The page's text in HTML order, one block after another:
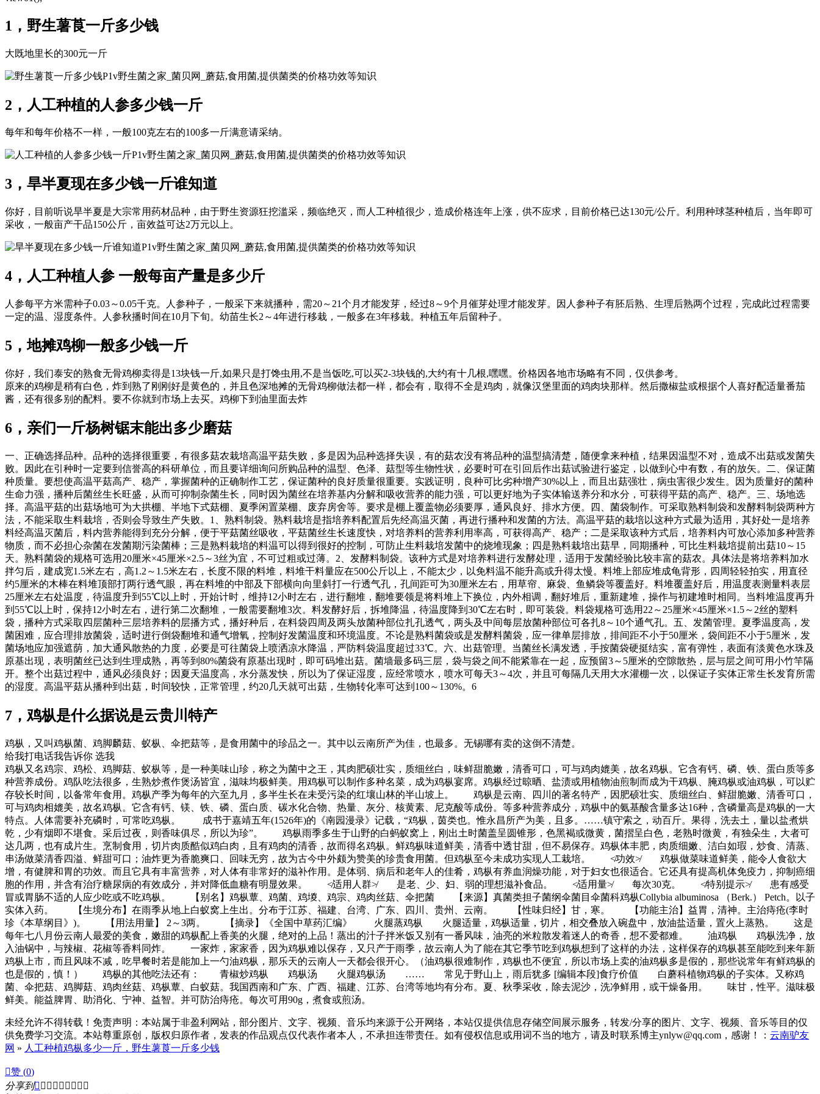
1，野生薯莨一斤多少钱
大既地里长的300元一斤
P1v野生菌之家_菌贝网_蘑菇,食用菌,提供菌类的价格功效等知识
2，人工种植的人参多少钱一斤
每年和每年价格不一样，一般100克左右的100多一斤满意请采纳。
P1v野生菌之家_菌贝网_蘑菇,食用菌,提供菌类的价格功效等知识
3，旱半夏现在多少钱一斤谁知道
你好，目前听说旱半夏是大宗常用药材品种，由于野生资源狂挖滥采，频临绝灭，而人工种植很少，造成价格连年上涨，供不应求，目前价格已达130元/公斤。利用种球茎种植后，当年即可
采收，一般亩产干品150公斤，亩效益可达2万元以上。
P1v野生菌之家_菌贝网_蘑菇,食用菌,提供菌类的价格功效等知识
4，人工种植人参 一般每亩产量是多少斤
人参每平方米需种子0.03～0.05千克。人参种子，一般采下来就播种，需20～21个月才能发芽，经过8～9个月催芽处理才能发芽。因人参种子有胚后熟、生理后熟两个过程，完成此过程需要
一定的温、湿度条件。人参秋播时间在10月下旬。幼苗生长2～4年进行移栽，一般多在3年移栽。种植五年后留种子。
5，地摊鸡柳一般多少钱一斤
你好，我们泰安的熟食无骨鸡柳卖得是13块钱一斤,如果只是打馋虫用,不是当饭吃,可以买2-3块钱的,大约有十几根,嘿嘿。价格因各地市场略有不同，仅供参考。
原来的鸡柳是稍有白色，炸到熟了刚刚好是黄色的，并且色深地摊的无骨鸡柳做法都一样，都会有，取得不全是鸡肉，就像汉堡里面的鸡肉块那样。然后撒椒盐或根据个人喜好配适量番茄
酱，还有很多别的配料。要不你就到市场上去买。鸡柳下到油里面去炸
6，亲们一斤杨树锯末能出多少磨菇
一、正确选择品种。品种的选择很重要，有很多菇农栽培高温平菇失败，多是因为品种选择失误，有的菇农没有将品种的温型搞清楚，随便拿来种植，结果因温型不对，造成不出菇或发菌失
败。因此在引种时一定要到信誉高的科研单位，而且要详细询问所购品种的温型、色泽、菇型等生物性状，必要时可在引回后作出菇试验进行鉴定，以做到心中有数，有的放矢。二、保证菌
种质量。要想使高温平菇高产、稳产，掌握菌种的正确制作工艺，保证菌种的良好质量很重要。实践证明，良种可比劣种增产30%以上，而且出菇强壮，病虫害很少发生。因为质量好的菌种
生命力强，播种后菌丝生长旺盛，从而可抑制杂菌生长，同时因为菌丝在培养基内分解和吸收营养的能力强，可以更好地为子实体输送养分和水分，可获得平菇的高产、稳产。三、场地选
择。高温平菇的出菇场地可为大拱棚、半地下式菇棚、夏季闲置菜棚、废弃房舍等。要求是棚上覆盖物必须要厚，通风良好、排水方便。四、菌袋制作。可采取熟料制袋和发酵料制袋两种方
法，不能采取生料栽培，否则会导致生产失败。1、熟料制袋。熟料栽培是指培养料配置后先经高温灭菌，再进行播种和发菌的方法。高温平菇的栽培以这种方式最为适用，其好处一是培养
料经高温灭菌后，料内营养能得到充分分解，便于平菇菌丝吸收，平菇菌丝生长速度快，对培养料的营养利用率高，可获得高产、稳产；二是采取该种方式后，培养料内可放心添加多种营养
物质，而不必担心杂菌在发菌期污染菌棒；三是熟料栽培的料温可以得到很好的控制，可防止生料栽培发菌中的烧堆现象；四是熟料栽培出菇早，同期播种，可比生料栽培提前出菇10～15
天。熟料菌袋的规格可选用20厘米×45厘米×2.5～3丝为宜，不可过粗或过薄。2、发酵料制袋。该种方式是对培养料进行发酵处理，适用于发菌经验比较丰富的菇农。具体法是将培养料加水
拌匀后，建成宽1.5米左右，高1.2～1.5米左右，长度不限的料堆，料堆干料量应在500公斤以上，不能太少，以免料温不能升高或升得太慢。料堆上部应堆成龟背形，四周轻轻拍实，用直径
约5厘米的木棒在料堆顶部打两行透气眼，再在料堆的中部及下部横向向里斜打一行透气孔，孔间距可为30厘米左右，用草帘、麻袋、鱼鳞袋等覆盖好。料堆覆盖好后，用温度表测量料表层
25厘米左右处温度，待温度升到55℃以上时，开始计时，维持12小时左右，进行翻堆，翻堆要领是将料堆上下换位，内外相调，翻好堆后，重新建堆，操作与初建堆时相同。当料堆温度再升
到55℃以上时，保持12小时左右，进行第二次翻堆，一般需要翻堆3次。料发酵好后，拆堆降温，待温度降到30℃左右时，即可装袋。料袋规格可选用22～25厘米×45厘米×1.5～2丝的塑料
袋，播种方式采取四层菌种三层培养料的层播方式，播好种后，在料袋四周及两头放菌种部位扎孔透气，两头及中间每层放菌种部位可各扎8～10个通气孔。五、发菌管理。夏季温度高，发
菌困难，应合理排放菌袋，适时进行倒袋翻堆和通气增氧，控制好发菌温度和环境温度。不论是熟料菌袋或是发酵料菌袋，应一律单层排放，排间距不小于50厘米，袋间距不小于5厘米，发
菌场地应加强遮荫，加大通风散热的力度，必要是可往菌袋上喷洒凉水降温，严防料袋温度超过33℃。六、出菇管理。当菌丝长满发透，手按菌袋硬挺结实，富有弹性，表面有淡黄色水珠及
原基出现，表明菌丝已达到生理成熟，再等到80%菌袋有原基出现时，即可码堆出菇。菌墙最多码三层，袋与袋之间不能紧靠在一起，应预留3～5厘米的空隙散热，层与层之间可用小竹竿隔
开。整个出菇过程中，通风必须良好；因夏天温度高，水分蒸发快，所以为了保证湿度，应经常喷水，喷水可每天3～4次，并且可每隔几天用大水灌棚一次，以保证子实体正常生长发育所需
的湿度。高温平菇从播种到出菇，时间较快，正常管理，约20几天就可出菇，生物转化率可达到100～130%。6
7，鸡枞是什么据说是云贵川特产
鸡枞，又叫鸡枞菌、鸡脚麟菇、蚁枞、伞把菇等，是食用菌中的珍品之一。其中以云南所产为佳，也最多。无锡哪有卖的这倒不清楚。
给我打电话我告诉你 选我
鸡枞又名鸡宗、鸡松、鸡脚菇、蚁枞等，是一种美味山珍，称之为菌中之王，其肉肥硕壮实，质细丝白，味鲜甜脆嫩，清香可口，可与鸡肉媲美，故名鸡枞。它含有钙、磷、铁、蛋白质等多
种营养成份。鸡队吃法很多，生熟炒煮作煲汤皆宜，滋味均极鲜美。用鸡枞可以制作多种名菜，成为鸡枞宴席。鸡枞经过晾晒、盐渍或用植物油煎制而成为干鸡枞、腌鸡枞或油鸡枞，可以贮
存较长时间，以备常年食用。鸡枞产季为每年的六至九月，多半生长在未受污染的红壤山林的半山坡上。 鸡枞是云南、四川的著名特产，因肥硕壮实、质细丝白、鲜甜脆嫩、清香可口，
可与鸡肉相媲美，故名鸡枞。它含有钙、镁、铁、磷、蛋白质、碳水化合物、热量、灰分、核黄素、尼克酸等成份。等多种营养成分，鸡枞中的氨基酸含量多达16种，含磷量高是鸡枞的一大
特点。人体需要补充磷时，可常吃鸡枞。 成书于嘉靖五年(1526年)的《南园漫录》记载，“鸡枞，茵类也。惟永昌所产为美，且多。……镇守索之，动百斤。果得，洗去土，量以盐煮烘
乾，少有烟即不堪食。采后过夜，则香味俱尽，所以为珍”。 鸡枞雨季多生于山野的白蚂蚁窝上，刚出土时菌盖呈圆锥形，色黑褐或微黄，菌摺呈白色，老熟时微黄，有独朵生，大者可
达几两，也有成片生。烹制食用，切片肉质酷似鸡白肉，且有鸡肉的清香，故而得名鸡枞。鲜鸡枞味道鲜美，清香中透甘甜，但不易保存。鸡枞体丰肥，肉质细嫩、洁白如瑕，炒食、清蒸、
串汤做菜清香四溢、鲜甜可口；油炸更为香脆爽口、回味无穷，故为古今中外颇为赞美的珍贵食用菌。但鸡枞至今未成功实现人工栽培。 ≮功效≯ 鸡枞做菜味道鲜美，能令人食欲大
增，有健脾和胃的功效。而且它具有丰富营养，对人体有非常好的滋补作用。是体弱、病后和老年人的佳肴，鸡枞有养血润燥功能，对于妇女也很适合。它还具有提高机体免疫力，抑制癌细
胞的作用，并含有治疗糖尿病的有效成分，并对降低血糖有明显效果。 ≮适用人群≯ 是老、少、妇、弱的理想滋补食品。 ≮适用量≯ 每次30克。 ≮特别提示≯ 患有感受
冒或胃肠不适的人应少吃或不吃鸡枞。 【别名】鸡枞蕈、鸡菌、鸡堫、鸡宗、鸡肉丝菇、伞把菌 【来源】真菌类担子菌纲伞菌目伞菌科鸡枞Collybia albuminosa （Berk.） Petch。以子
实体入药。 【生境分布】在雨季从地上白蚁窝上生出。分布于江苏、福建、台湾、广东、四川、贵州、云南。 【性味归经】甘，寒。 【功能主治】益胃，清神。主治痔疮(李时
珍《本草纲目》)。 【用法用量】 2～3两。 【摘录】《全国中草药汇编》 火腿蒸鸡枞 火腿适量，鸡枞适量，切片，相交叠放入碗盘中，放油盐适量，置火上蒸熟。 这是
每年七八月份云南人最爱的美食，嫩甜的鸡枞配上香美的火腿，绝对的上品！蒸出的汁子拌米饭又别有一番风味，油亮的米粒散发着迷人的奇香，想不爱都难。 油鸡枞 鸡枞洗净，放
入油锅中，与辣椒、花椒等香料同炸。 一家炸，家家香，因为鸡枞难以保存，又只产于雨季，故云南人为了能在其它季节吃到鸡枞想到了这样的办法，这样保存的鸡枞甚至能吃到来年新
鸡枞上市，而且风味不减，吃早餐时若是能加上一勺油鸡枞，那乐天的云南人一天都会很开心。（油鸡枞很难制作，鸡枞也不便宜，所以市场上卖的油鸡枞多是假的，那些说常年有鲜鸡枞的
也是假的，慎！） 鸡枞的其他吃法还有： 青椒炒鸡枞 鸡枞汤 火腿鸡枞汤 …… 常见于野山上，雨后犹多 [编辑本段]食疗价值 白蘑科植物鸡枞的子实体。又称鸡
菌、伞把菇、鸡脚菇、鸡肉丝菇、鸡枞蕈、白蚁菇。我国西南和广东、广西、福建、江苏、台湾等地均有分布。夏、秋季采收，除去泥沙，洗净鲜用，或干燥备用。 味甘，性平。滋味极
鲜美。能益脾胃、助消化、宁神、益智。并可防治痔疮。每次可用90g，煮食或煎汤。
未经允许不得转载！免责声明：本站属于非盈利网站，部分图片、文字、视频、音乐均来源于公开网络，本站仅提供信息存储空间展示服务，转发/分享的图片、文字、视频、音乐等目的仅
供免费学习交流。本站尊重原创，版权归原作者，发表的作品观点仅代表作者本人，不承担连带责任。如有侵权信息或用词不当的地方，请及时联系博主ynlyw@qq.com，感谢！： 云南驴友
网 » 人工种植鸡枞多少一斤，野生薯莨一斤多少钱
赞 (0)
分享到        